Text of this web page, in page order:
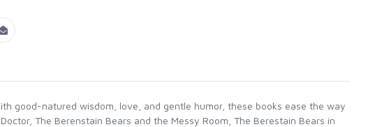
good-natured wisdom, love, and gentle humor, these books ease the way
The Berenstain Bears and the Messy Room, The Berestain Bears in